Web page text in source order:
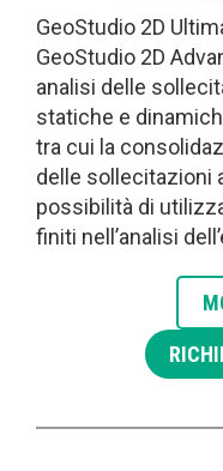
GeoStudio 2D
GeoStudio 2D
analisi delle
statiche e
tra cui la
delle sollecitazioni
possibilità di
finiti nell’analisi